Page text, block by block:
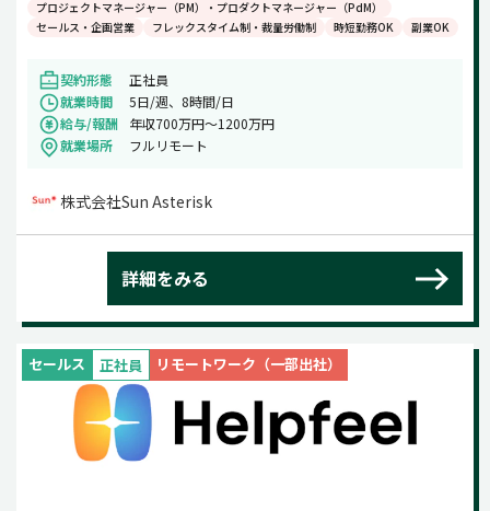
プロジェクトマネージャー（PM）・プロダクトマネージャー（PdM）
セールス・企画営業
フレックスタイム制・裁量労働制 時短勤務OK 副業OK
契約形態
正社員
就業時間
5日/週、8時間/日
給与/報酬
年収700万円～1200万円
就業場所
フルリモート
株式会社Sun Asterisk
詳細をみる
セールス 正社員 リモートワーク（一部出社）